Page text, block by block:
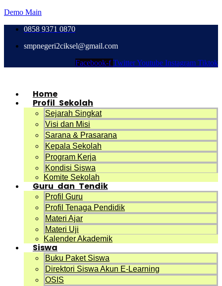
Demo Main
0858 9371 0870
smpnegeri2ciksel@gmail.com
Facebook-f TwitterYoutube Instagram Tiktok
Home
Profil Sekolah
Sejarah Singkat
Visi dan Misi
Sarana & Prasarana
Kepala Sekolah
Program Kerja
Kondisi Siswa
Komite Sekolah
Guru dan Tendik
Profil Guru
Profil Tenaga Pendidik
Materi Ajar
Materi Uji
Kalender Akademik
Siswa
Buku Paket Siswa
Direktori Siswa Akun E-Learning
OSIS